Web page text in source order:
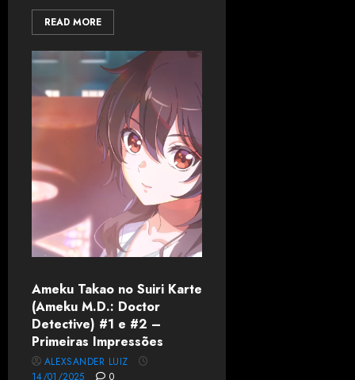
READ MORE
Ameku Takao no Suiri Karte
(Ameku M.D.: Doctor
Detective) #1 e #2 –
Primeiras Impressões
ALEXSANDER LUIZ
14/01/2025
0